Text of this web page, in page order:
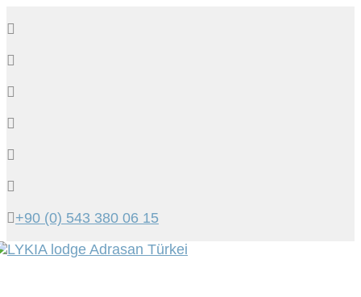
+90 (0) 543 380 06 15